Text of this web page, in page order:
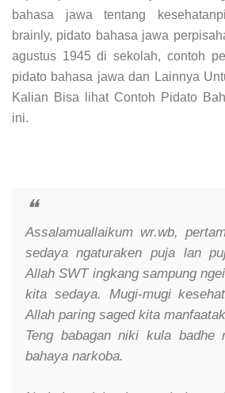
bahasa jawa tentang
brainly, pidato bahasa jawa
agustus 1945 di sekolah, contoh
pidato bahasa jawa dan Lainnya
Kalian Bisa lihat Contoh Pidato
ini.
Assalamuallaikum wr.wb,
sedaya ngaturaken puja lan
Allah SWT ingkang sampung
kita sedaya. Mugi-mugi
Allah paring saged kita
Teng babagan niki kula badhe
bahaya narkoba.